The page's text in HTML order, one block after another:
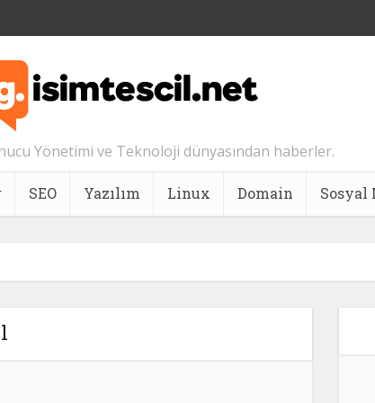
Yönetimi ve Teknoloji dünyasından haberler.
SEO Yazılım Linux Domain Sosyal